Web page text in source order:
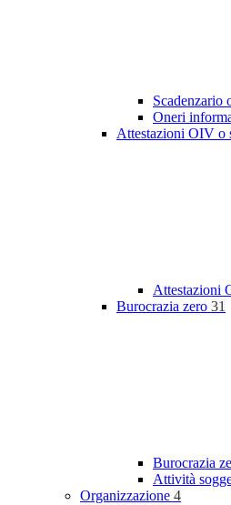
Scadenzario
Oneri
Attestazioni OIV o
Attestazioni
Burocrazia zero 31
Burocrazia
Attività
Organizzazione 4